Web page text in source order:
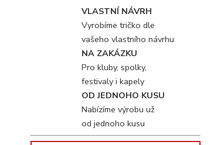
VLASTNÍ NÁVRH
Vyrobíme tričko dle
vašeho vlastního návrhu
NA ZAKÁZKU
Pro kluby, spolky,
festivaly i kapely
OD JEDNOHO KUSU
Nabízíme výrobu už
od jednoho kusu